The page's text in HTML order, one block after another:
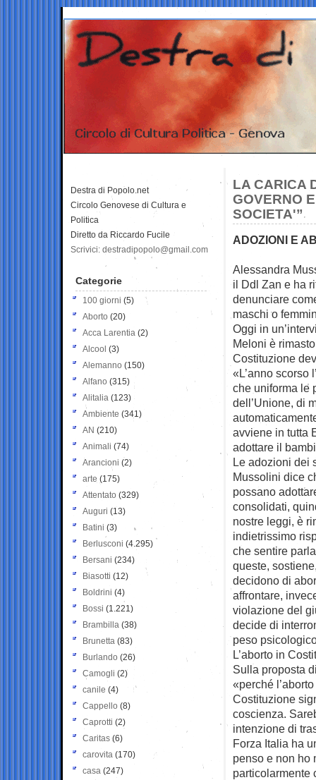
LA CARICA
GOVERNO
SOCIETA'”
ADOZIONI E
Alessandra
il Ddl Zan e ha
denunciare
maschi o
Oggi in
Meloni è
Costituzione
«L’anno scorso
che uniforma le
dell’Unione, di
avviene in tutta
adottare il
Le adozioni dei
Mussolini dice
possano
consolidati,
nostre leggi, è
indietrissimo
che sentire
queste,
decidono di
affrontare,
violazione del
decide di
peso
L’aborto in
Sulla proposta
«perché
Costituzione
coscienza.
intenzione di
Forza Italia ha
penso e non ho
particolarmente
Destra di Popolo.net
Circolo Genovese di Cultura e
Politica
Diretto da Riccardo Fucile
Scrivici: destradipopolo@gmail.com
Categorie
100 giorni (5)
Aborto (20)
Acca Larentia (2)
Alcool (3)
Alemanno (150)
Alfano (315)
Alitalia (123)
Ambiente (341)
AN (210)
Animali (74)
Arancioni (2)
arte (175)
Attentato (329)
Auguri (13)
Batini (3)
Berlusconi (4.295)
Bersani (234)
Biasotti (12)
Boldrini (4)
Bossi (1.221)
Brambilla (38)
Brunetta (83)
Burlando (26)
Camogli (2)
canile (4)
Cappello (8)
Caprotti (2)
Caritas (6)
carovita (170)
casa (247)